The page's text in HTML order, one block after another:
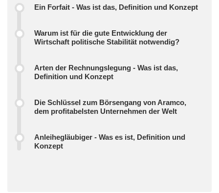
Ein Forfait - Was ist das, Definition und Konzept
Warum ist für die gute Entwicklung der
Wirtschaft politische Stabilität notwendig?
Arten der Rechnungslegung - Was ist das,
Definition und Konzept
Die Schlüssel zum Börsengang von Aramco,
dem profitabelsten Unternehmen der Welt
Anleihegläubiger - Was es ist, Definition und
Konzept